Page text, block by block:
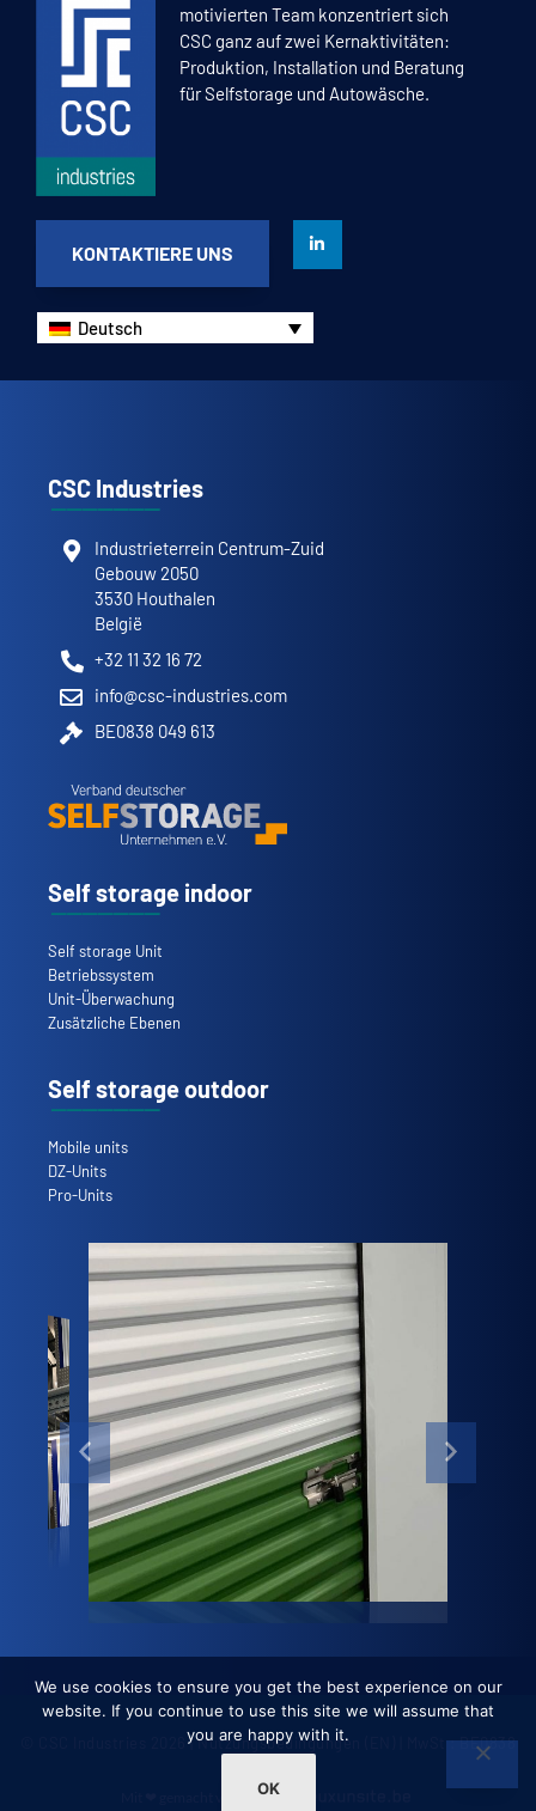
motivierten Team konzentriert sich
CSC ganz auf zwei Kernaktivitäten:
Produktion, Installation und Beratung
für Selfstorage und Autowäsche.
KONTAKTIERE UNS
Deutsch
CSC Industries
Industrieterrein Centrum-Zuid
Gebouw 2050
3530 Houthalen
België
+32 11 32 16 72
info@csc-industries.com
BE0838 049 613
Self storage indoor
Self storage Unit
Betriebssystem
Unit-Überwachung
Zusätzliche Ebenen
Self storage outdoor
Mobile units
DZ-Units
Pro-Units
© CSC Industries 2026 |Nutzungsbedingungen (EN)
| MwSt : BE0838
We use cookies to ensure you get the best experience on our
website. If you continue to use this site we will assume that
you are happy with it.
OK